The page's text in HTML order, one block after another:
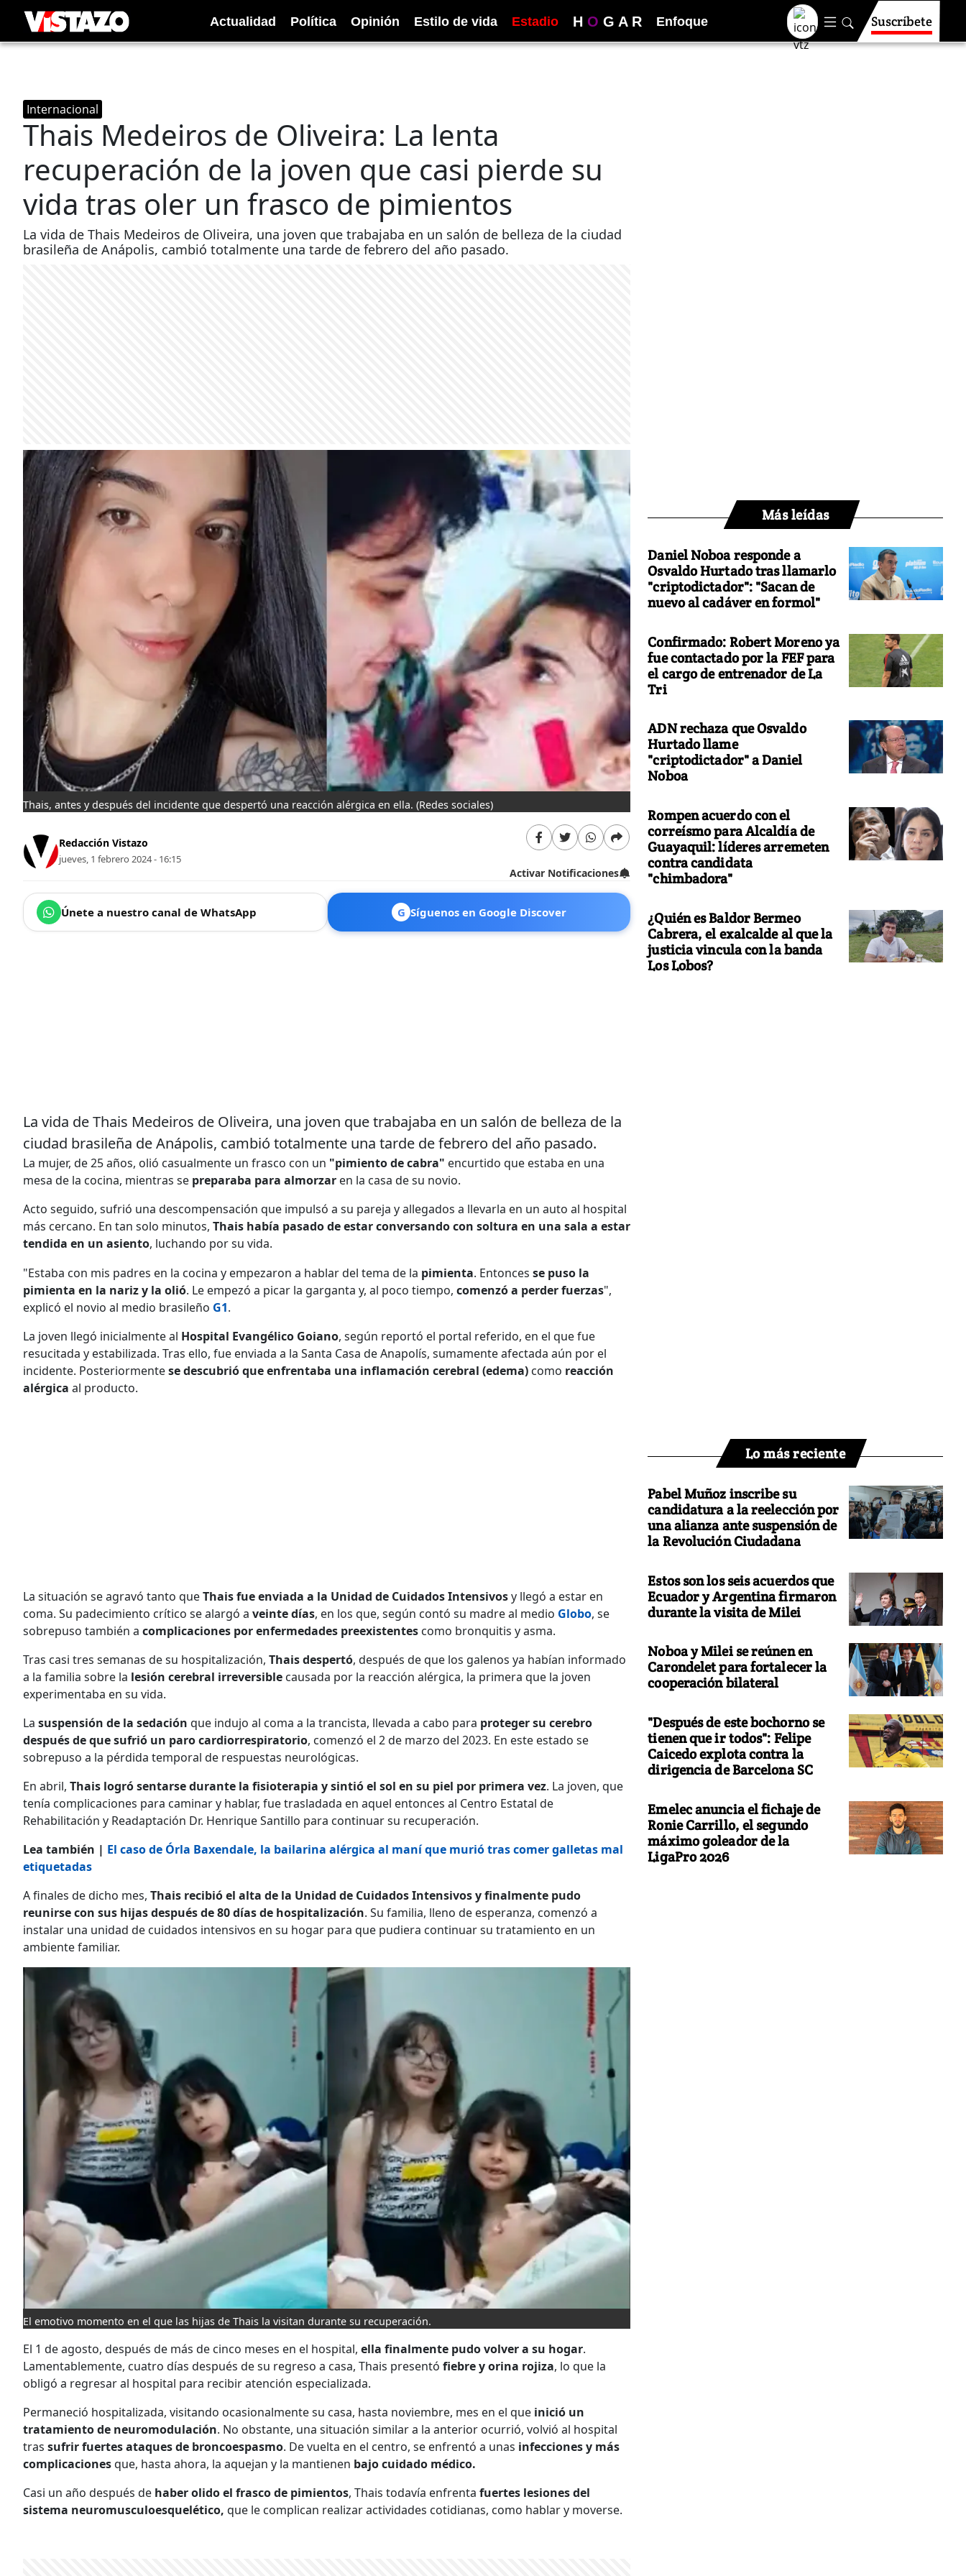
Actualidad Política Opinión Estilo de vida Estadio H O G A R Enfoque Suscríbete
Internacional
Thais Medeiros de Oliveira: La lenta
recuperación de la joven que casi pierde su
vida tras oler un frasco de pimientos
La vida de Thais Medeiros de Oliveira, una joven que trabajaba en un salón de belleza de la ciudad
brasileña de Anápolis, cambió totalmente una tarde de febrero del año pasado.
Thais, antes y después del incidente que despertó una reacción alérgica en ella. (Redes sociales)
Redacción Vistazo
jueves, 1 febrero 2024 - 16:15
Activar Notificaciones
Únete a nuestro canal de WhatsApp G Síguenos en Google Discover
La vida de Thais Medeiros de Oliveira, una joven que trabajaba en un salón de belleza de la
ciudad brasileña de Anápolis, cambió totalmente una tarde de febrero del año pasado.
La mujer, de 25 años, olió casualmente un frasco con un "pimiento de cabra" encurtido que estaba en una
mesa de la cocina, mientras se preparaba para almorzar en la casa de su novio.
Acto seguido, sufrió una descompensación que impulsó a su pareja y allegados a llevarla en un auto al hospital
más cercano. En tan solo minutos, Thais había pasado de estar conversando con soltura en una sala a estar
tendida en un asiento, luchando por su vida.
"Estaba con mis padres en la cocina y empezaron a hablar del tema de la pimienta. Entonces se puso la
pimienta en la nariz y la olió. Le empezó a picar la garganta y, al poco tiempo, comenzó a perder fuerzas",
explicó el novio al medio brasileño G1.
La joven llegó inicialmente al Hospital Evangélico Goiano, según reportó el portal referido, en el que fue
resucitada y estabilizada. Tras ello, fue enviada a la Santa Casa de Anapolís, sumamente afectada aún por el
incidente. Posteriormentese descubrió que enfrentaba una inflamación cerebral (edema) como reacción
alérgica al producto.
La situación se agravó tanto queThais fue enviada a la Unidad de Cuidados Intensivosy llegó a estar en
coma. Su padecimiento crítico se alargó a veinte días, en los que, según contó su madre al medio Globo, se
sobrepuso también a complicaciones por enfermedades preexistentes como bronquitis y asma.
Tras casi tres semanas de su hospitalización, Thais despertó, después de que los galenos ya habían informado
a la familia sobre la lesión cerebral irreversible causada por la reacción alérgica, la primera que la joven
experimentaba en su vida.
La suspensión de la sedación que indujo al coma a la trancista, llevada a cabo para proteger su cerebro
después de que sufrió un paro cardiorrespiratorio, comenzó el 2 de marzo del 2023. En este estado se
sobrepuso a la pérdida temporal de respuestas neurológicas.
En abril, Thais logró sentarse durante la fisioterapia y sintió el sol en su piel por primera vez. La joven, que
tenía complicaciones para caminar y hablar, fue trasladada en aquel entonces al Centro Estatal de
Rehabilitación y Readaptación Dr. Henrique Santillo para continuar su recuperación.
Lea también | El caso de Órla Baxendale, la bailarina alérgica al maní que murió tras comer galletas mal
etiquetadas
A finales de dicho mes, Thais recibió el alta de la Unidad de Cuidados Intensivos y finalmente pudo
reunirse con sus hijas después de 80 días de hospitalización. Su familia, lleno de esperanza, comenzó a
instalar una unidad de cuidados intensivos en su hogar para que pudiera continuar su tratamiento en un
ambiente familiar.
El emotivo momento en el que las hijas de Thais la visitan durante su recuperación.
El 1 de agosto, después de más de cinco meses en el hospital, ella finalmente pudo volver a su hogar.
Lamentablemente, cuatro días después de su regreso a casa, Thais presentó fiebre y orina rojiza, lo que la
obligó a regresar al hospital para recibir atención especializada.
Permaneció hospitalizada, visitando ocasionalmente su casa, hasta noviembre, mes en el que inició un
tratamiento de neuromodulación. No obstante, una situación similar a la anterior ocurrió, volvió al hospital
tras sufrir fuertes ataques de broncoespasmo. De vuelta en el centro, se enfrentó a unas infecciones y más
complicacionesque, hasta ahora, la aquejan y la mantienen bajo cuidado médico.
Casi un año después de haber olido el frasco de pimientos, Thais todavía enfrenta fuertes lesiones del
sistema neuromusculoesquelético, que le complican realizar actividades cotidianas, como hablar y moverse.
Más leídas
Daniel Noboa responde a
Osvaldo Hurtado tras llamarlo
"criptodictador": "Sacan de
nuevo al cadáver en formol"
Confirmado: Robert Moreno ya
fue contactado por la FEF para
el cargo de entrenador de La
Tri
ADN rechaza que Osvaldo
Hurtado llame
"criptodictador" a Daniel
Noboa
Rompen acuerdo con el
correísmo para Alcaldía de
Guayaquil: líderes arremeten
contra candidata
"chimbadora"
¿Quién es Baldor Bermeo
Cabrera, el exalcalde al que la
justicia vincula con la banda
Los Lobos?
Lo más reciente
Pabel Muñoz inscribe su
candidatura a la reelección por
una alianza ante suspensión de
la Revolución Ciudadana
Estos son los seis acuerdos que
Ecuador y Argentina firmaron
durante la visita de Milei
Noboa y Milei se reúnen en
Carondelet para fortalecer la
cooperación bilateral
"Después de este bochorno se
tienen que ir todos": Felipe
Caicedo explota contra la
dirigencia de Barcelona SC
Emelec anuncia el fichaje de
Ronie Carrillo, el segundo
máximo goleador de la
LigaPro 2026